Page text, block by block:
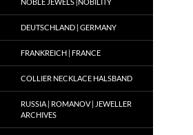
DEUTSCHLAND | GERMANY
FRANKREICH | FRANCE
COLLIER NECKLACE HALSBAND
RUSSIA | ROMANOV | JEWELLER
ARCHIVES